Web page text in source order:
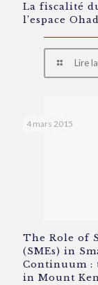
La fiscalité
l’espace
Lire
4 mars 2015
The Role of
(SMEs) in
Continuum :
in Mount